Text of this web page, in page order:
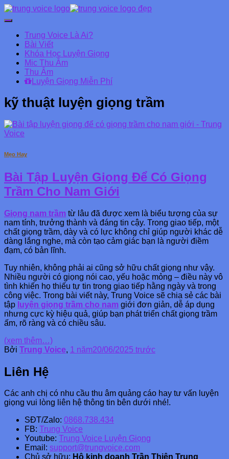
Chuyển
Danh
mục
chính
Trung Voice Là Ai?
Bài Viết
Khóa Học Luyện Giọng
Mic Thu Âm
Thu Âm
Luyện Giọng Miễn Phí
kỹ thuật luyện giọng trầm
Mẹo Hay
Bài Tập Luyện Giọng Để Có Giọng
Trầm Cho Nam Giới
Giọng nam trầm từ lâu đã được xem là biểu tượng của sự
nam tính, trưởng thành và đáng tin cậy. Trong giao tiếp, một
chất giọng trầm, dày và có lực không chỉ giúp người khác dễ
dàng lắng nghe, mà còn tạo cảm giác bạn là người điềm
đạm, có bản lĩnh.
Tuy nhiên, không phải ai cũng sở hữu chất giọng như vậy.
Nhiều người có giọng nói cao, yếu hoặc mỏng – điều này vô
tình khiến họ thiếu tự tin trong giao tiếp hằng ngày và trong
công việc. Trong bài viết này, Trung Voice sẽ chia sẻ các bài
tập luyện giọng trầm cho nam giới đơn giản, dễ áp dụng
nhưng cực kỳ hiệu quả, giúp bạn phát triển chất giọng trầm
ấm, rõ ràng và có chiều sâu.
(xem thêm…)
Bởi Trung Voice, 1 năm20/06/2025 trước
Liên Hệ
Các anh chị có nhu cầu thu âm quảng cáo hay tư vấn luyện
giọng vui lòng liên hệ thông tin bên dưới nhé!.
SĐT/Zalo: 0868.738.434
FB:
Trung Voice
Youtube:
Trung Voice Luyện Giọng
Email: support@trungvoice.com
Chủ sở hữu: Hộ kinh doanh Trần Thiên Trung